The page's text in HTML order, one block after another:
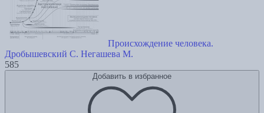
Происхождение человека.
Дробышевский С. Негашева М.
585
Добавить в избранное